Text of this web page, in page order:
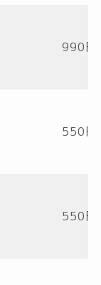
990円
550円
550円